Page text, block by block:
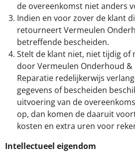
de overeenkomst niet anders
Indien en voor zover de klant
retourneert Vermeulen
betreffende bescheiden.
Stelt de klant niet, niet tijdig of
door Vermeulen Onderhoud &
Reparatie redelijkerwijs
gegevens of bescheiden
uitvoering van de
op, dan komen de daaruit
kosten en extra uren voor
Intellectueel eigendom